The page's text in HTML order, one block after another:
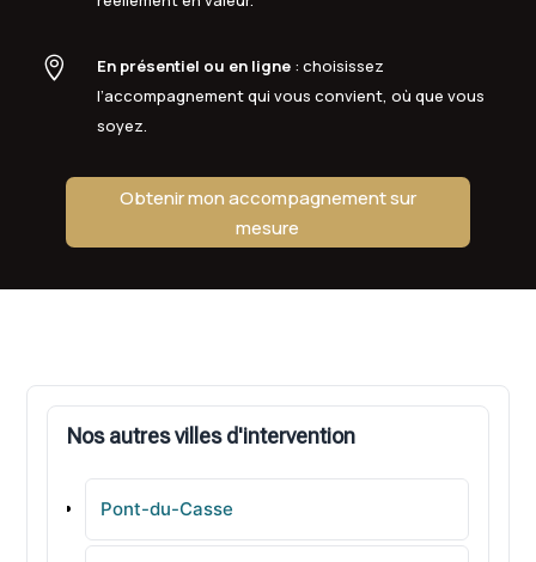
 En présentiel ou en ligne: choisissez
l’accompagnement qui vous convient, où que vous
soyez.
Obtenir mon accompagnement sur
mesure
Nos autres villes d'intervention
Pont-du-Casse